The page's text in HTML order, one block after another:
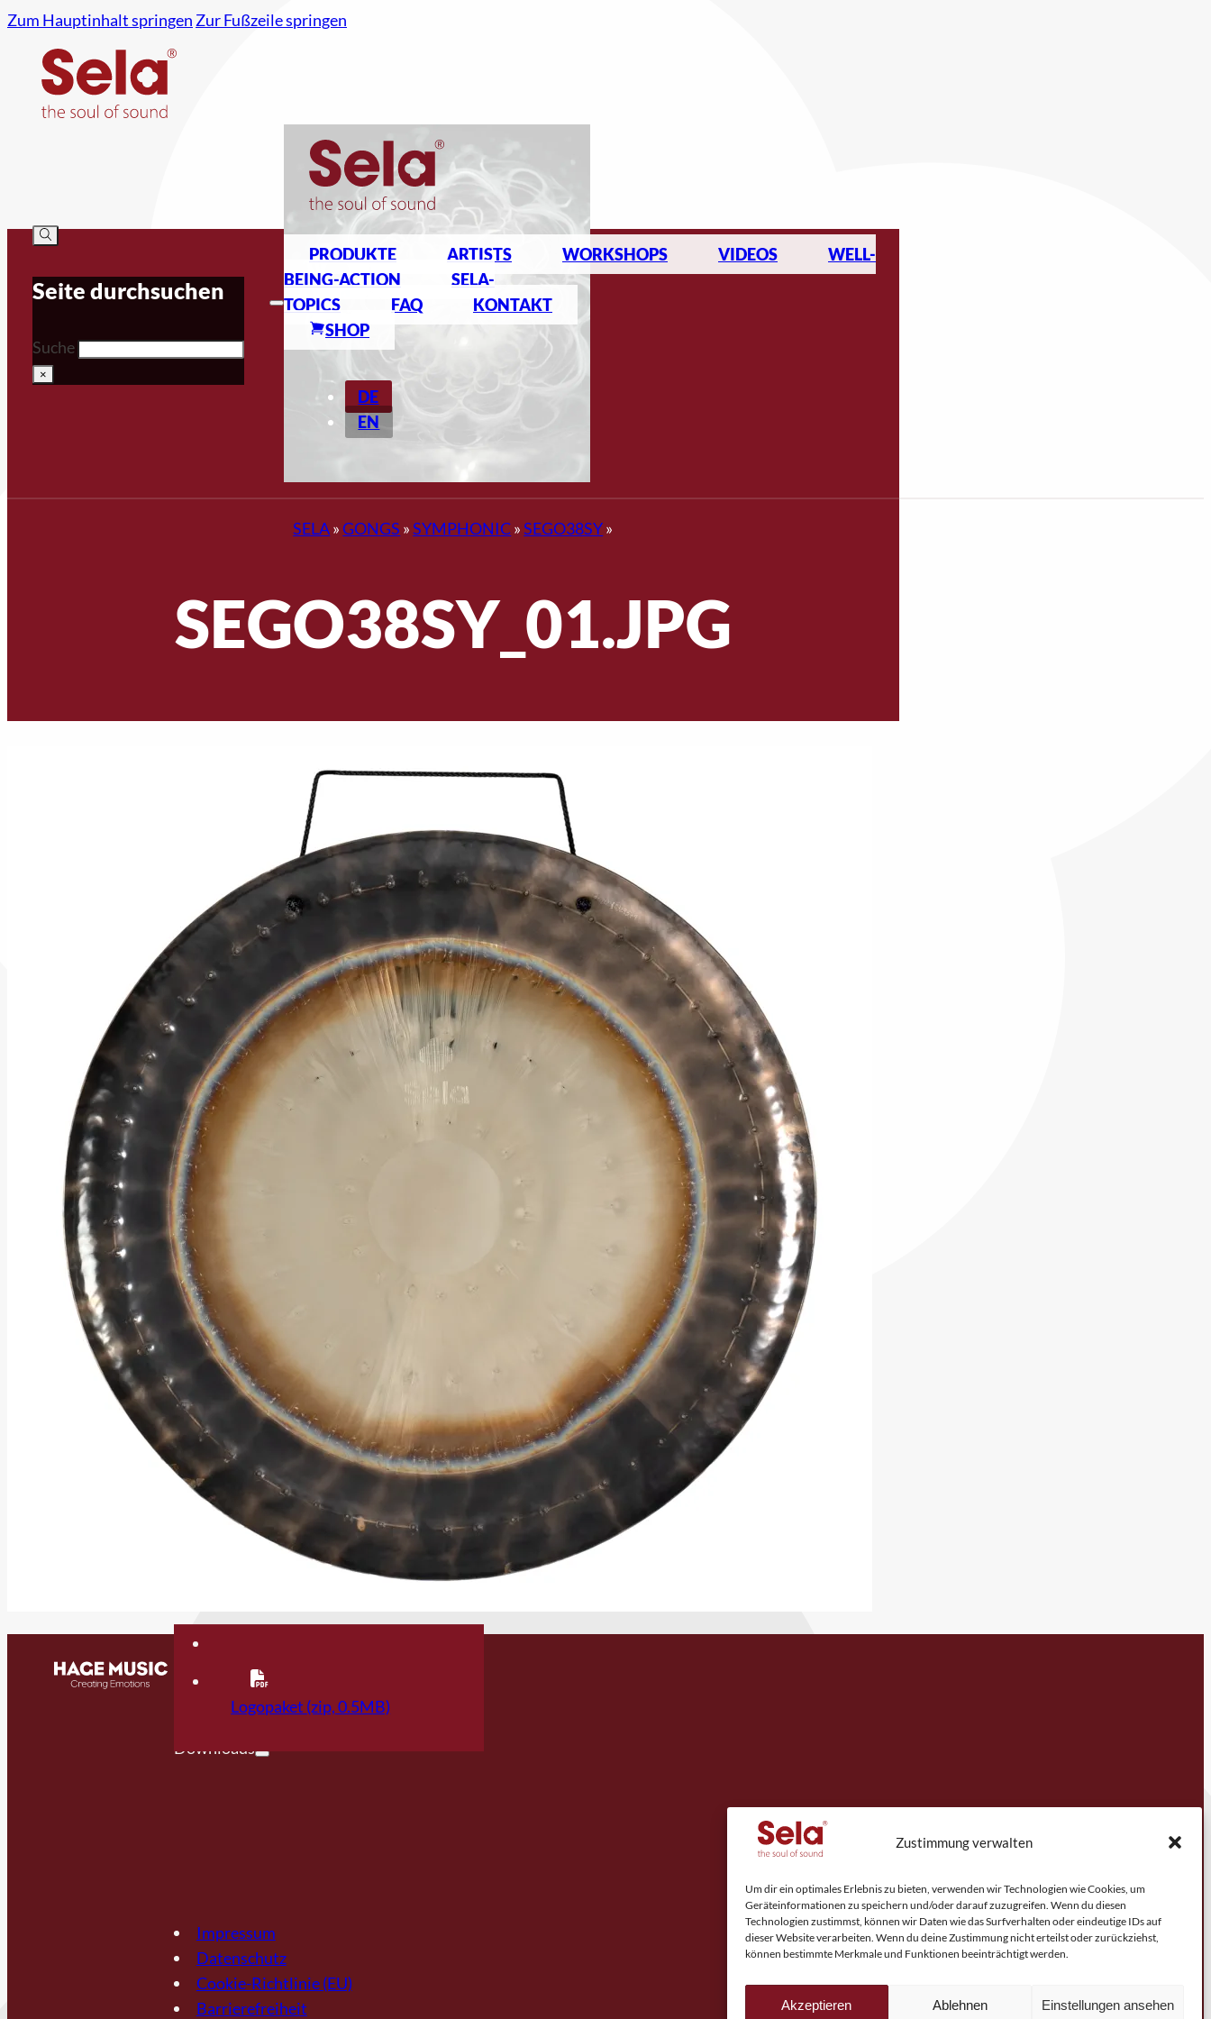
Zustimmung verwalten
Um dir ein optimales Erlebnis zu bieten, verwenden wir Technologien wie Cookies, um
Geräteinformationen zu speichern und/oder darauf zuzugreifen. Wenn du diesen
Technologien zustimmst, können wir Daten wie das Surfverhalten oder eindeutige IDs auf
dieser Website verarbeiten. Wenn du deine Zustimmung nicht erteilst oder zurückziehst,
können bestimmte Merkmale und Funktionen beeinträchtigt werden.
Akzeptieren Ablehnen Einstellungen ansehen
Zum Hauptinhalt springen Zur Fußzeile springen
Seite durchsuchen
Suche
×
PRODUKTE ARTISTS WORKSHOPS VIDEOS
WELL-
BEING-ACTION
SELA-
TOPICS
FAQ
KONTAKT
SHOP
DE
EN
SELA»GONGS »SYMPHONIC»SEGO38SY»
SEGO38SY_01.JPG
Kontakt
Downloads
Logopaket (zip, 0.5MB)
Impressum
Datenschutz
Cookie-Richtlinie (EU)
Barrierefreiheit